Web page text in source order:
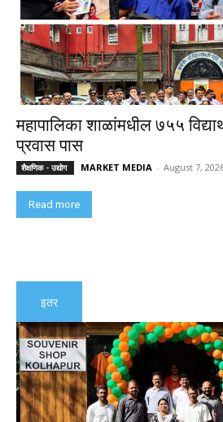
महापालिका शाळांमधील ७५५
प्रवास पास
शैक्षणिक - उद्योग MARKET MEDIA - August 7,
Read more
इतर